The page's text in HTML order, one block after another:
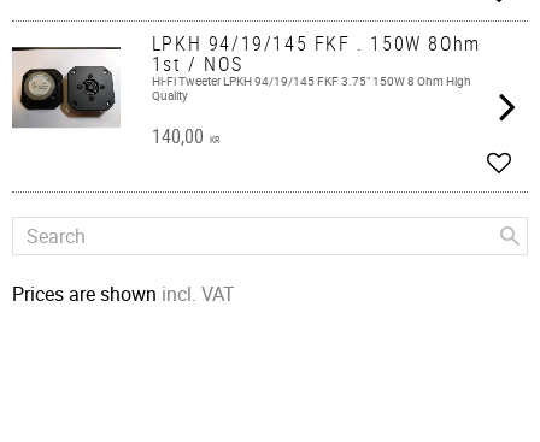
LPKH 94/19/145 FKF . 150W 8Ohm
1st / NOS
Hi-Fi Tweeter LPKH 94/19/145 FKF 3.75" 150W 8 Ohm High
Quality
140,00 KR
Add
Prices are shown incl. VAT